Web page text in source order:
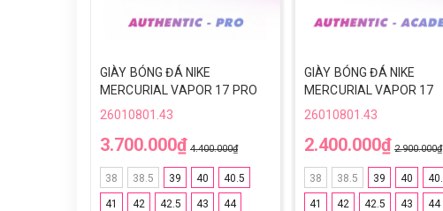
GIÀY BÓNG ĐÁ NIKE
MERCURIAL VAPOR 17 PRO
TF - IM5811-600 - ĐỎ/VÀNG
26010801.43
3.700.000₫ 4.400.000₫
38 38.5 39 40 40.5
41 42 42.5 43 44
GIÀY BÓNG ĐÁ NIKE
MERCURIAL VAPOR 17
ACADEMY TF - IO5002-
26010801.43
2.400.000₫ 2.900.000₫
38 38.5 39 40
41 42 42.5 43 44